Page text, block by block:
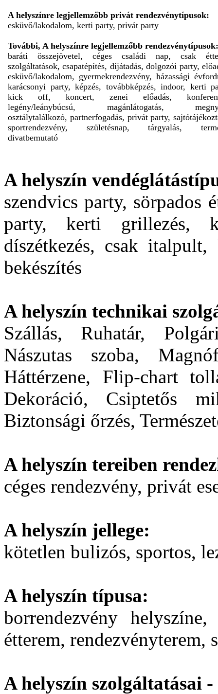
A helyszínre legjellemzőbb privát rendezvénytípusok:
esküvő/lakodalom, kerti party, privát party
További, A helyszínre legjellemzőbb rendezvénytípusok:
baráti összejövetel, céges családi nap, csak
szolgáltatások, csapatépítés, díjátadás, dolgozói party,
esküvő/lakodalom, gyermekrendezvény, házassági
karácsonyi party, képzés, továbbképzés, indoor, kerti
kick off, koncert, zenei előadás,
legény/leánybúcsú, magánlátogatás,
osztálytalálkozó, partnerfogadás, privát party,
sportrendezvény, születésnap, tárgyalás,
divatbemutató
A helyszín
szendvics party, sörpados
party, kerti grillezés,
díszétkezés, csak
bekészítés
A helyszín technikai
Szállás, Ruhatár,
Nászutas szoba,
Háttérzene, Flip-chart
Dekoráció, Csiptetős
Biztonsági őrzés,
A helyszín tereiben
céges rendezvény, privát
A helyszín jellege:
kötetlen bulizós, sportos,
A helyszín típusa:
borrendezvény
étterem, rendezvényterem,
A helyszín szolgáltatásai